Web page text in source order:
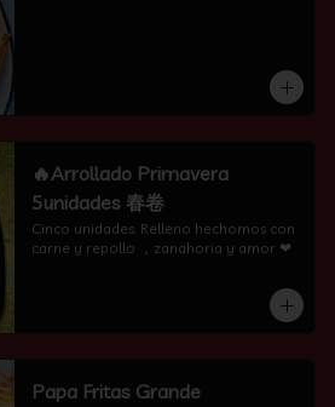
🔥Arrollado Primavera
5unidades 春卷
Cinco unidades. Relleno hechomos con
carne y repollo ，zanahoria y amor ❤
Papa Fritas Grande